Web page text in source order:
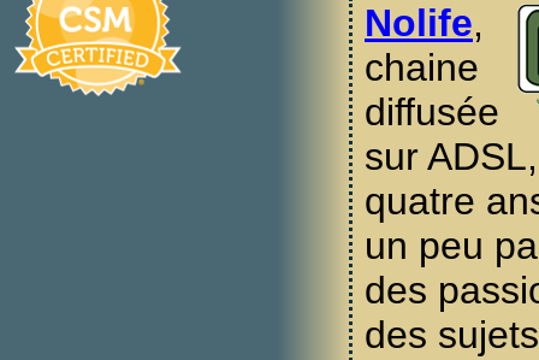
Nolife,
chaine
diffusée
sur
quatre
un peu
des
des